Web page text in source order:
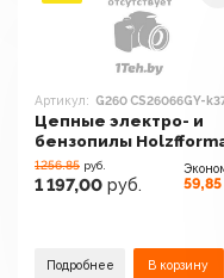
Артикул: G260 CS26066GY-
Цепные электро- и
бензопилы
G260 CS26066GY-k37
1256.85 руб.
1 197,00 руб. 59,85
Подробнее В корзину